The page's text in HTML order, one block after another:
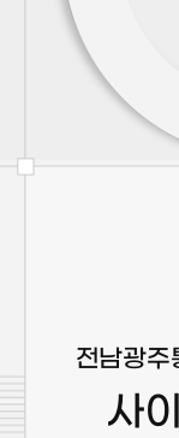
전남광주
사